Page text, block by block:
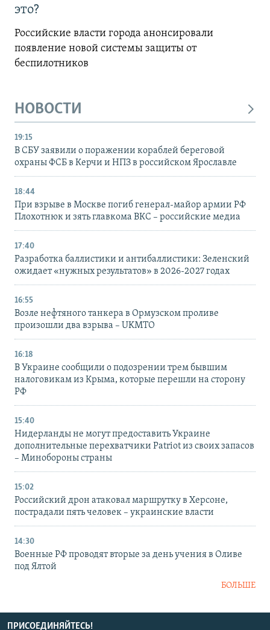
это?
Российские власти города анонсировали
появление новой системы защиты от
беспилотников
НОВОСТИ
19:15
В СБУ заявили о поражении кораблей береговой
охраны ФСБ в Керчи и НПЗ в российском Ярославле
18:44
При взрыве в Москве погиб генерал-майор армии РФ
Плохотнюк и зять главкома ВКС – российские медиа
17:40
Разработка баллистики и антибаллистики: Зеленский
ожидает «нужных результатов» в 2026-2027 годах
16:55
Возле нефтяного танкера в Ормузском проливе
произошли два взрыва – UKMTO
16:18
В Украине сообщили о подозрении трем бывшим
налоговикам из Крыма, которые перешли на сторону
РФ
15:40
Нидерланды не могут предоставить Украине
дополнительные перехватчики Patriot из своих запасов
– Минобороны страны
15:02
Российский дрон атаковал маршрутку в Херсоне,
пострадали пять человек – украинские власти
14:30
Военные РФ проводят вторые за день учения в Оливе
под Ялтой
БОЛЬШЕ
ПРИСОЕДИНЯЙТЕСЬ!